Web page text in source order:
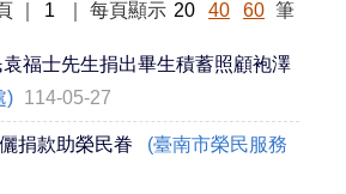
1 每頁顯示 20 40 60 筆
福士先生捐出畢生積蓄照顧袍澤
) 114-05-27
捐款助榮民眷
(臺南市榮民服務